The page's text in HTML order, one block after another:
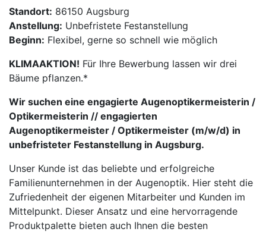
Standort: 86150 Augsburg
Anstellung: Unbefristete Festanstellung
Beginn: Flexibel, gerne so schnell wie möglich
KLIMAAKTION! Für Ihre Bewerbung lassen wir drei
Bäume pflanzen.*
Wir suchen eine engagierte Augenoptikermeisterin /
Optikermeisterin // engagierten
Augenoptikermeister / Optikermeister (m/w/d) in
unbefristeter Festanstellung in Augsburg.
Unser Kunde ist das beliebte und erfolgreiche
Familienunternehmen in der Augenoptik. Hier steht die
Zufriedenheit der eigenen Mitarbeiter und Kunden im
Mittelpunkt. Dieser Ansatz und eine hervorragende
Produktpalette bieten auch Ihnen die besten